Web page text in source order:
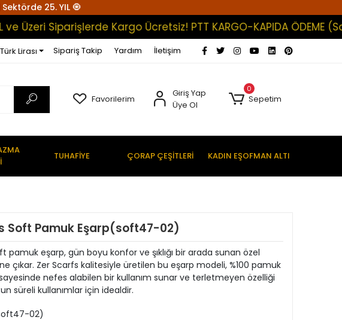
25. YIL 🧿
Siparişlerde Kargo Ücretsiz! PTT KARGO-KAPIDA ÖDEME
Lirası Sipariş Takip Yardım İletişim
Favorilerim
Giriş Yap
Üye Ol
0
Sepetim
TUHAFİYE ÇORAP ÇEŞİTLERİ KADIN EŞOFMAN ALTI
Soft Pamuk Eşarp(soft47-02)
pamuk eşarp, gün boyu konfor ve şıklığı bir arada sunan özel
çıkar. Zer Scarfs kalitesiyle üretilen bu eşarp modeli, %100 pamuk
sayesinde nefes alabilen bir kullanım sunar ve terletmeyen özelliği
süreli kullanımlar için idealdir.
02)